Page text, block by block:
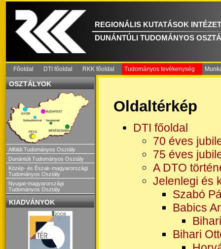
REGIONÁLIS KUTATÁSOK
DUNÁNTÚLI TUDOMÁNYOS
Főoldal DTI főoldal RKK főoldal Tudományos tevékenység
OSZTÁLYOK
Alföldi Tudományos Osztály
Dunántúli Tudományos Osztály
Közép- és Észak-magyarországi
Tudományos Osztály
Nyugat-magyarországi
Tudományos Osztály
KIADVÁNYOK
Oldaltérkép
DTI főoldal
70 éves
75 éves
A DTO
Jelenlegi és
Szabó
Babics
Bihari